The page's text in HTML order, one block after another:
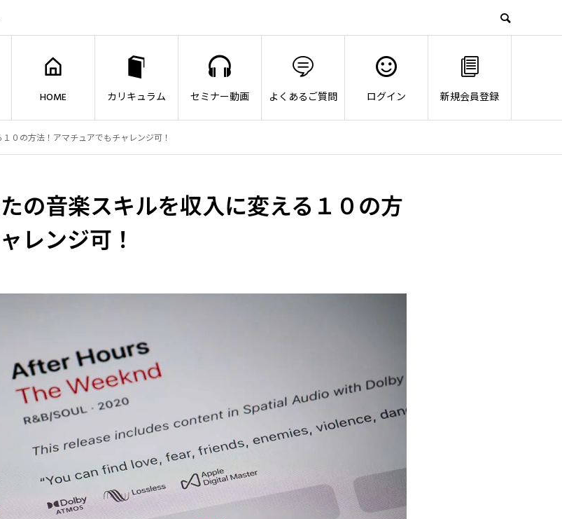
HOME カリキュラム セミナー動画 よくあるご質問 ログイン 新規会員登録
０の方法！アマチュアでもチャレンジ可！
の音楽スキルを収入に変える１０の方
レンジ可！